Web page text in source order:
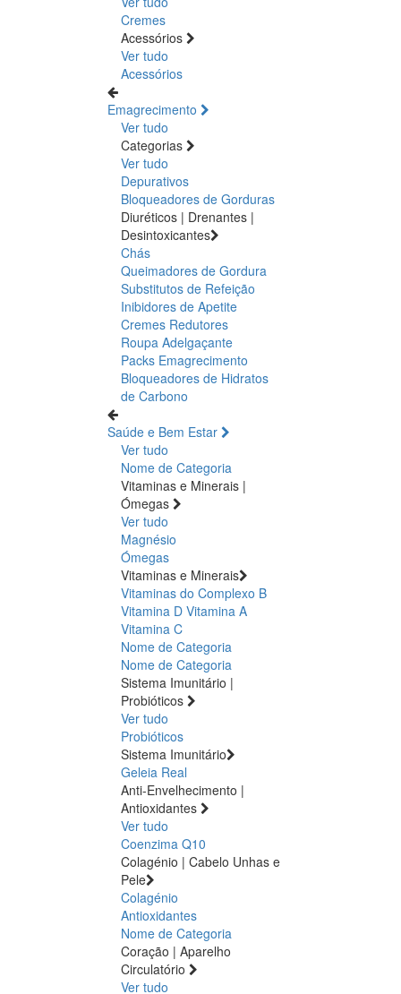
Cremes
Acessórios
Ver tudo
Acessórios
Emagrecimento
Ver tudo
Categorias
Ver tudo
Depurativos
Bloqueadores de Gorduras
Diuréticos | Drenantes |
Desintoxicantes
Chás
Queimadores de Gordura
Substitutos de Refeição
Inibidores de Apetite
Cremes Redutores
Roupa Adelgaçante
Packs Emagrecimento
Bloqueadores de Hidratos
de Carbono
Saúde e Bem Estar
Ver tudo
Nome de Categoria
Vitaminas e Minerais |
Ómegas
Ver tudo
Magnésio
Ómegas
Vitaminas e Minerais
Vitaminas do Complexo B
Vitamina D Vitamina A
Vitamina C
Nome de Categoria
Nome de Categoria
Sistema Imunitário |
Probióticos
Ver tudo
Probióticos
Sistema Imunitário
Geleia Real
Anti-Envelhecimento |
Antioxidantes
Ver tudo
Coenzima Q10
Colagénio | Cabelo Unhas e
Pele
Colagénio
Antioxidantes
Nome de Categoria
Coração | Aparelho
Circulatório
Ver tudo